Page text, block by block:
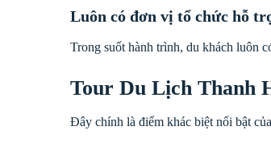
Luôn có đơn vị tổ chức hỗ
Trong suốt hành trình, du khách luôn
Tour Du Lịch Thanh
Đây chính là điểm khác biệt nổi bật của